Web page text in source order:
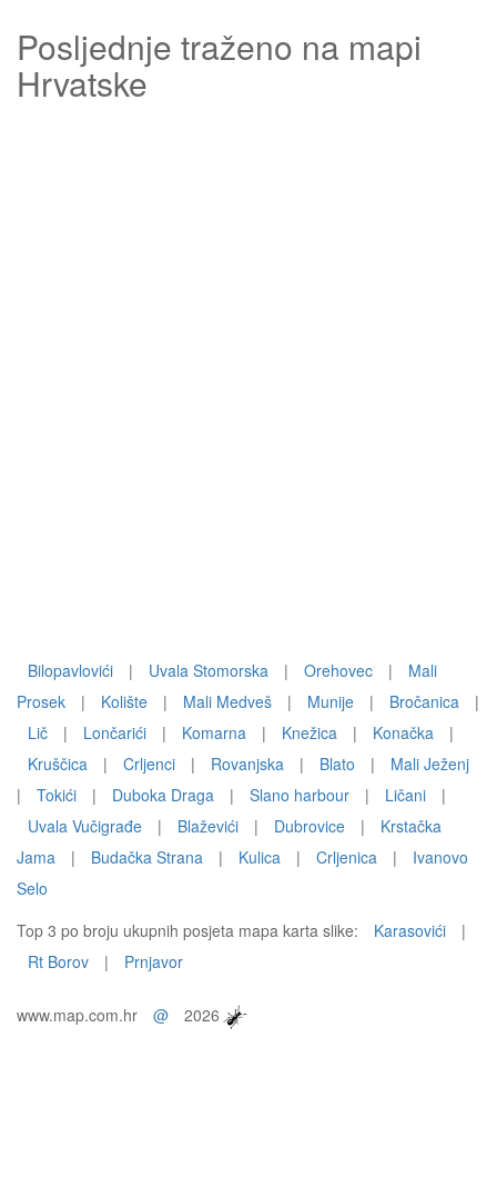
Posljednje traženo na mapi
Hrvatske
Bilopavlovići | Uvala Stomorska | Orehovec |
Mali
Prosek
| Kolište | Mali Medveš | Munije | Bročanica
|
Lič
| Lončarići | Komarna | Knežica | Konačka
|
Kruščica
| Crljenci | Rovanjska | Blato |
Mali Ježenj
|
Tokići | Duboka Draga | Slano harbour | Ličani
|
Uvala Vučigrađe
| Blaževići | Dubrovice |
Krstačka
Jama
| Budačka Strana | Kulica | Crljenica |
Ivanovo
Selo
Top 3 po broju ukupnih posjeta mapa karta slike:
Karasovići
|
Rt Borov
| Prnjavor
www.map.com.hr @ 2026